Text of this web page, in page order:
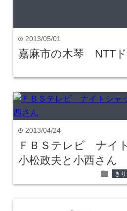
time 2013/05/01
嘉麻市の木琴 NTT
time 2013/04/24
ＦＢＳテレビ ナイ
小松政夫と小西さん
folder きり